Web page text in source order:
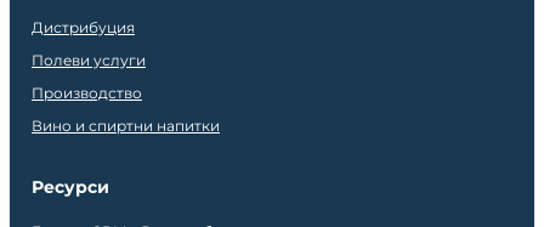
Дистрибуция
Полеви услуги
Производство
Вино и спиртни напитки
Ресурси